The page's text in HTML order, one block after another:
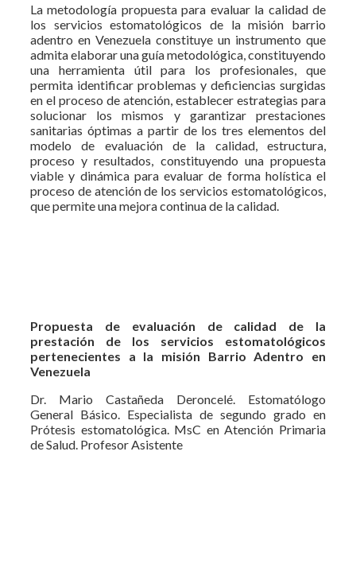
La metodología propuesta para evaluar la calidad de
los servicios estomatológicos de la misión barrio
adentro en Venezuela constituye un instrumento que
admita elaborar una guía metodológica, constituyendo
una herramienta útil para los profesionales, que
permita identificar problemas y deficiencias surgidas
en el proceso de atención, establecer estrategias para
solucionar los mismos y garantizar prestaciones
sanitarias óptimas a partir de los tres elementos del
modelo de evaluación de la calidad, estructura,
proceso y resultados, constituyendo una propuesta
viable y dinámica para evaluar de forma holística el
proceso de atención de los servicios estomatológicos,
que permite una mejora continua de la calidad.
Propuesta de evaluación de calidad de la
prestación de los servicios estomatológicos
pertenecientes a la misión Barrio Adentro en
Venezuela
Dr. Mario Castañeda Deroncelé. Estomatólogo
General Básico. Especialista de segundo grado en
Prótesis estomatológica. MsC en Atención Primaria
de Salud. Profesor Asistente